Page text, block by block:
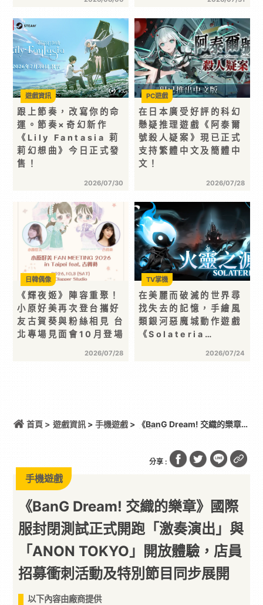
跟上節奏，改寫你的命
運。節奏×奇幻新作
《Lily Fantasia 莉
莉幻想曲》今日正式發
售！
2026/07/30
遊戲資訊
在日本廣受好評的科幻
懸疑推理遊戲《阿泰爾
號殺人疑案》現已正式
支持繁體中文及簡體中
文！
2026/07/28
PC遊戲
《輝夜姬》陣容重聚！
小原好美再次登台攜好
友古賀葵與粉絲相見 台
北專場見面會10月登場
2026/07/28
日韓偶像
在美麗而破滅的世界尋
找失去的記憶，手繪風
類銀河惡魔城動作遊戲
《Solateria…
2026/07/24
TV掌機
首頁 > 遊戲資訊> 手機遊戲> 《BanG Dream! 交織的樂章》
分享 :
手機遊戲
《BanG Dream! 交織的樂章》國際
服封閉測試正式開跑「激奏演出」與
「ANON TOKYO」開放體驗，店員
招募衝刺活動及特別節目同步展開
以下內容由廠商提供